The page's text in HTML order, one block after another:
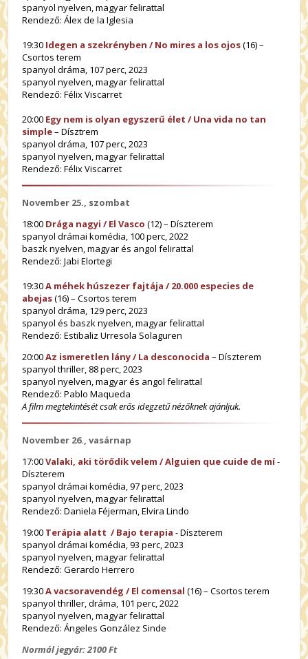
spanyol nyelven, magyar felirattal
Rendező: Álex de la Iglesia
19:30 Idegen a szekrényben / No mires a los ojos(16) –
Csortos terem
spanyol dráma, 107 perc, 2023
spanyol nyelven, magyar felirattal
Rendező: Félix Viscarret
20:00 Egy nem is olyan egyszerű élet / Una vida no tan
simple– Dísztrem
spanyol dráma, 107 perc, 2023
spanyol nyelven, magyar felirattal
Rendező: Félix Viscarret
November 25., szombat
18:00 Drága nagyi / El Vasco (12) – Díszterem
spanyol drámai komédia, 100 perc, 2022
baszk nyelven, magyar és angol felirattal
Rendező: Jabi Elortegi
19:30A méhek húszezer fajtája / 20.000 especies de
abejas(16) – Csortos terem
spanyol dráma, 129 perc, 2023
spanyol és baszk nyelven, magyar felirattal
Rendező: Estibaliz Urresola Solaguren
20:00Az ismeretlen lány / La desconocida – Díszterem
spanyol thriller, 88 perc, 2023
spanyol nyelven, magyar és angol felirattal
Rendező: Pablo Maqueda
A film megtekintését csak erős idegzetű nézőknek ajánljuk.
November 26., vasárnap
17:00Valaki, aki törődik velem / Alguien que cuide de mí-
Díszterem
spanyol drámai komédia, 97 perc, 2023
spanyol nyelven, magyar felirattal
Rendező: Daniela Féjerman, Elvira Lindo
19:00 Terápia alatt / Bajo terapia - Díszterem
spanyol drámai komédia, 93 perc, 2023
spanyol nyelven, magyar felirattal
Rendező: Gerardo Herrero
19:30A vacsoravendég / El comensal (16) – Csortos terem
spanyol thriller, dráma, 101 perc, 2022
spanyol nyelven, magyar felirattal
Rendező: Ángeles González Sinde
Normál jegyár: 2100 Ft